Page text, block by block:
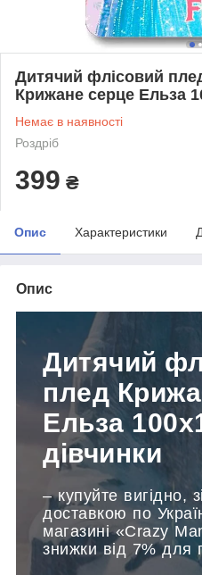
Дитячий флісовий
Крижане серце Ельза
Немає в наявності
Роздріб
399 ₴
Опис Характеристики
Опис
Дитячий
плед
Ельза
дівчинки
– купуйте вигідно,
доставкою по
магазині «Crazy
знижки від 7% для